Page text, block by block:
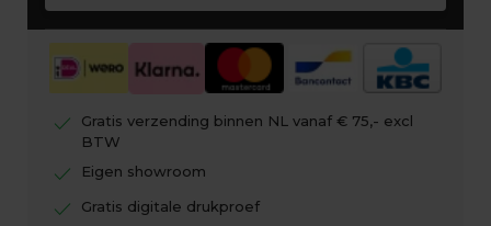
check
Gratis verzending binnen NL vanaf € 75,- excl
BTW
check Eigen showroom
check Gratis digitale drukproef